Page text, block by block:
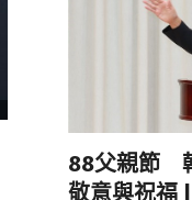
88父親節
敬意與祝福